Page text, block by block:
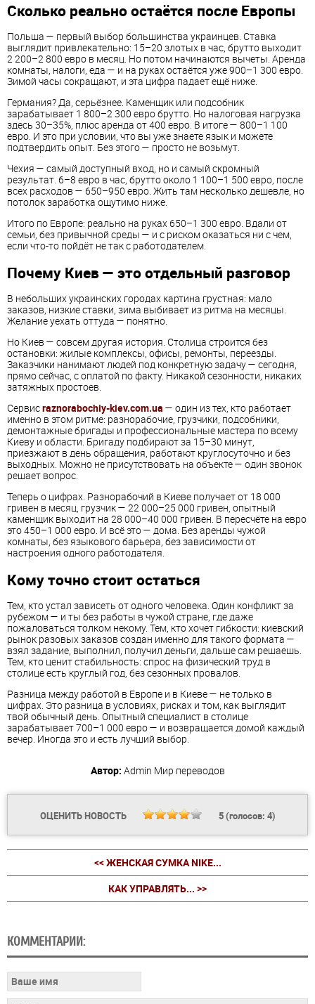
Сколько реально остаётся после Европы
Польша — первый выбор большинства украинцев. Ставка
выглядит привлекательно: 15–20 злотых в час, брутто выходит
2 200–2 800 евро в месяц. Но потом начинаются вычеты. Аренда
комнаты, налоги, еда — и на руках остаётся уже 900–1 300 евро.
Зимой часы сокращают, и эта цифра падает ещё ниже.
Германия? Да, серьёзнее. Каменщик или подсобник
зарабатывает 1 800–2 300 евро брутто. Но налоговая нагрузка
здесь 30–35%, плюс аренда от 400 евро. В итоге — 800–1 100
евро. И это при условии, что вы уже знаете язык и можете
подтвердить опыт. Без этого — просто не возьмут.
Чехия — самый доступный вход, но и самый скромный
результат. 6–8 евро в час, брутто около 1 100–1 500 евро, после
всех расходов — 650–950 евро. Жить там несколько дешевле, но
потолок заработка ощутимо ниже.
Итого по Европе: реально на руках 650–1 300 евро. Вдали от
семьи, без привычной среды — и с риском оказаться ни с чем,
если что-то пойдёт не так с работодателем.
Почему Киев — это отдельный разговор
В небольших украинских городах картина грустная: мало
заказов, низкие ставки, зима выбивает из ритма на месяцы.
Желание уехать оттуда — понятно.
Но Киев — совсем другая история. Столица строится без
остановки: жилые комплексы, офисы, ремонты, переезды.
Заказчики нанимают людей под конкретную задачу — сегодня,
прямо сейчас, с оплатой по факту. Никакой сезонности, никаких
затяжных простоев.
Сервисraznorabochiy-kiev.com.ua — один из тех, кто работает
именно в этом ритме: разнорабочие, грузчики, подсобники,
демонтажные бригады и профессиональные мастера по всему
Киеву и области. Бригаду подбирают за 15–30 минут,
приезжают в день обращения, работают круглосуточно и без
выходных. Можно не присутствовать на объекте — один звонок
решает вопрос.
Теперь о цифрах. Разнорабочий в Киеве получает от 18 000
гривен в месяц, грузчик — 22 000–25 000 гривен, опытный
каменщик выходит на 28 000–40 000 гривен. В пересчёте на евро
это 450–1 000 евро. И всё это — дома. Без аренды чужой
комнаты, без языкового барьера, без зависимости от
настроения одного работодателя.
Кому точно стоит остаться
Тем, кто устал зависеть от одного человека. Один конфликт за
рубежом — и ты без работы в чужой стране, где даже
пожаловаться толком некому. Тем, кто хочет гибкости: киевский
рынок разовых заказов создан именно для такого формата —
взял задание, выполнил, получил деньги, дальше сам решаешь.
Тем, кто ценит стабильность: спрос на физический труд в
столице есть круглый год, без сезонных провалов.
Разница между работой в Европе и в Киеве — не только в
цифрах. Это разница в условиях, рисках и том, как выглядит
твой обычный день. Опытный специалист в столице
зарабатывает 700–1 000 евро — и возвращается домой каждый
вечер. Иногда это и есть лучший выбор.
Автор: Admin Мир переводов
ОЦЕНИТЬ НОВОСТЬ 5(голосов: 4)
<< ЖЕНСКАЯ СУМКА NIKE...
КАК УПРАВЛЯТЬ... >>
КОММЕНТАРИИ: